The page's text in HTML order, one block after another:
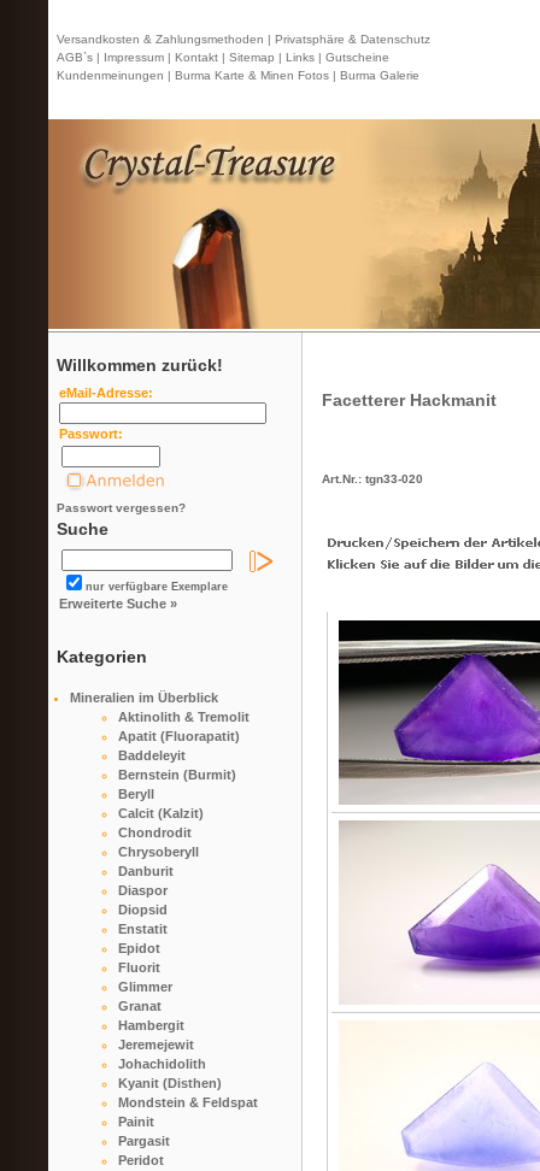
Versandkosten & Zahlungsmethoden | Privatsphäre & Datenschutz
AGB`s | Impressum | Kontakt | Sitemap | Links | Gutscheine
Kundenmeinungen | Burma Karte & Minen Fotos | Burma Galerie
Willkommen zurück!
eMail-Adresse:
Passwort:
Passwort vergessen?
Suche
nur verfügbare Exemplare
Erweiterte Suche »
Kategorien
Mineralien im Überblick
Aktinolith & Tremolit
Apatit (Fluorapatit)
Baddeleyit
Bernstein (Burmit)
Beryll
Calcit (Kalzit)
Chondrodit
Chrysoberyll
Danburit
Diaspor
Diopsid
Enstatit
Epidot
Fluorit
Glimmer
Granat
Hambergit
Jeremejewit
Johachidolith
Kyanit (Disthen)
Mondstein & Feldspat
Painit
Pargasit
Peridot
Facetterer Hackmanit
Art.Nr.: tgn33-020